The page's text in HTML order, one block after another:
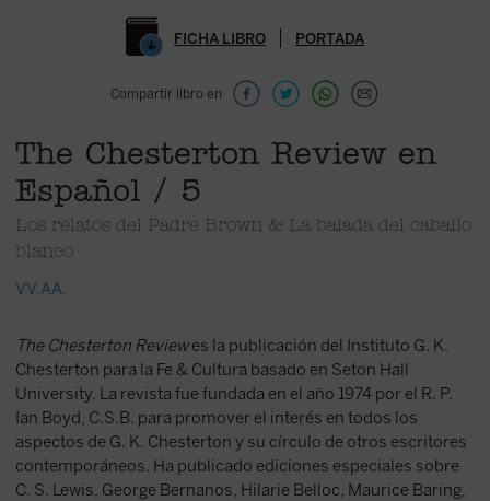
FICHA LIBRO PORTADA
Compartir libro en
The Chesterton Review en
Español / 5
Los relatos del Padre Brown & La balada del caballo
blanco
VV.AA.
The Chesterton Reviewes la publicación del Instituto G. K.
Chesterton para la Fe & Cultura basado en Seton Hall
University. La revista fue fundada en el año 1974 por el R. P.
Ian Boyd, C.S.B. para promover el interés en todos los
aspectos de G. K. Chesterton y su círculo de otros escritores
contemporáneos. Ha publicado ediciones especiales sobre
C. S. Lewis, George Bernanos, Hilarie Belloc, Maurice Baring,